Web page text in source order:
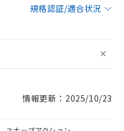
規格認証/適合状況
情報更新：2025/10/23